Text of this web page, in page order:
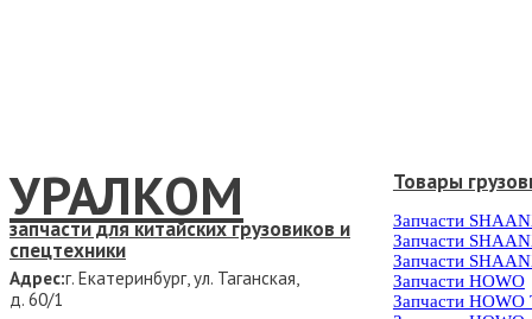
УРАЛКОМ
запчасти для китайских грузовиков и
спецтехники
Адрес:г. Екатеринбург, ул. Таганская,
д. 60/1
Товары
Запчасти
Запчасти
Запчасти
Запчасти HOWO
Запчасти HOWO